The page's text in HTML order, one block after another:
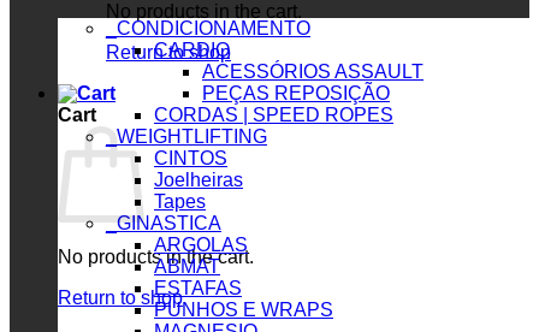
No products in the cart.
Return to shop
Cart
No products in the cart.
Return to shop
_CONDICIONAMENTO
CARDIO
ACESSÓRIOS ASSAULT
PEÇAS REPOSIÇÃO
CORDAS | SPEED ROPES
_WEIGHTLIFTING
CINTOS
Joelheiras
Tapes
_GINASTICA
ARGOLAS
ABMAT
ESTAFAS
PUNHOS E WRAPS